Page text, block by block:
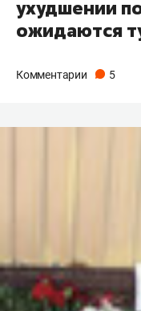
ухудшении
ожидаются
Комментарии 5